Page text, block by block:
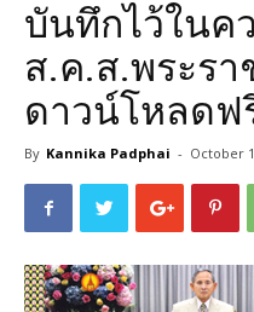
บันทึกไว้ในค
ส.ค.ส.พระร
ดาวน์โหลดฟ
By Kannika Padphai - October